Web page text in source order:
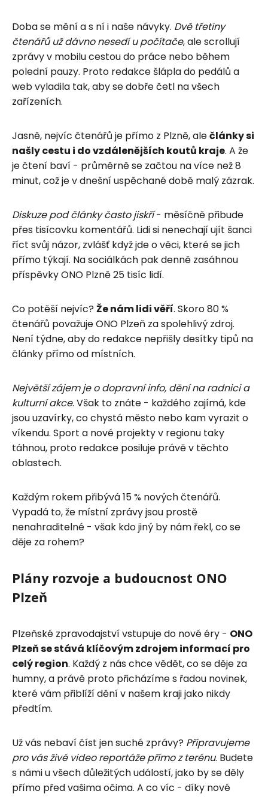
Doba se mění a s ní i naše návyky. Dvě třetiny
čtenářů už dávno nesedí u počítače, ale scrollují
zprávy v mobilu cestou do práce nebo během
polední pauzy. Proto redakce šlápla do pedálů a
web vyladila tak, aby se dobře četl na všech
zařízeních.
Jasně, nejvíc čtenářů je přímo z Plzně, alečlánky si
našly cestu i do vzdálenějších koutů kraje. A že
je čtení baví - průměrně se začtou na více než 8
minut, což je v dnešní uspěchané době malý zázrak.
Diskuze pod články často jiskří- měsíčně přibude
přes tisícovku komentářů. Lidi si nenechají ujít šanci
říct svůj názor, zvlášť když jde o věci, které se jich
přímo týkají. Na sociálkách pak denně zasáhnou
příspěvky ONO Plzně 25 tisíc lidí.
Co potěší nejvíc? Že nám lidi věří. Skoro 80 %
čtenářů považuje ONO Plzeň za spolehlivý zdroj.
Není týdne, aby do redakce nepřišly desítky tipů na
články přímo od místních.
Největší zájem je o dopravní info, dění na radnici a
kulturní akce. Však to znáte - každého zajímá, kde
jsou uzavírky, co chystá město nebo kam vyrazit o
víkendu. Sport a nové projekty v regionu taky
táhnou, proto redakce posiluje právě v těchto
oblastech.
Každým rokem přibývá 15 % nových čtenářů.
Vypadá to, že místní zprávy jsou prostě
nenahraditelné - však kdo jiný by nám řekl, co se
děje za rohem?
Plány rozvoje a budoucnost ONO
Plzeň
Plzeňské zpravodajství vstupuje do nové éry - ONO
Plzeň se stává klíčovým zdrojem informací pro
celý region. Každý z nás chce vědět, co se děje za
humny, a právě proto přicházíme s řadou novinek,
které vám přiblíží dění v našem kraji jako nikdy
předtím.
Už vás nebaví číst jen suché zprávy? Připravujeme
pro vás živé video reportáže přímo z terénu. Budete
s námi u všech důležitých událostí, jako by se děly
přímo před vašima očima. A co víc - díky nové